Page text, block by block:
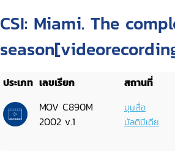
CSI: Miami. The
ประเภท เลขเรียก สถานที่
MOV C890M
2002 v.1
มุมสื่อ
มัลติมีเดีย